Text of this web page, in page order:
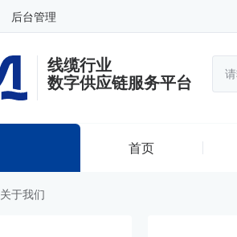
后台管理
线缆行业
数字供应链服务平台
首页
关于我们